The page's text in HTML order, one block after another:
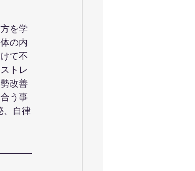
を学
の内
て不
トレ
改善
う事
、自律